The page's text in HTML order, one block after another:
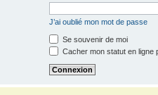
J’ai oublié mon mot de passe
Se souvenir de moi
Cacher mon statut en ligne